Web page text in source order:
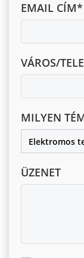
EMAIL CÍM*
VÁROS/
MILYEN
Elektromos
ÜZENET